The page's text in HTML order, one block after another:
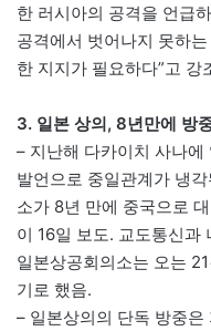
한 러시아의 공격을 언급
공격에서 벗어나지 못하
한 지지가 필요하다”고 강
3. 일본 상의, 8년만에 방
– 지난해 다카이치 사나에
발언으로 중일관계가 냉
소가 8년 만에 중국으로
이 16일 보도. 교도통신과
일본상공회의소는 오는
기로 했음.
– 일본상의의 단독 방중